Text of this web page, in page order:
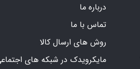
درباره ما
تماس با ما
روش های ارسال کالا
مایکرویدک در شبکه های